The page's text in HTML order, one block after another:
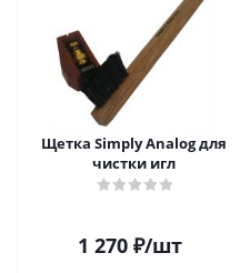
Щетка Simply Analog для
чистки игл
1 270₽/шт